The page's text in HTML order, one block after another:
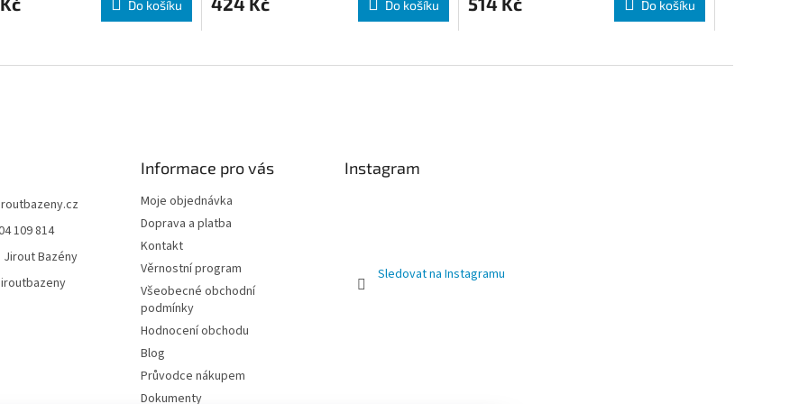
Do košíku Do košíku Do košíku
109 814
Jirout Bazény
Informace pro vás
Moje objednávka
Doprava a platba
Kontakt
Věrnostní program
Všeobecné obchodní
podmínky
Hodnocení obchodu
Blog
Průvodce nákupem
Dokumenty
Instagram
Sledovat na Instagramu